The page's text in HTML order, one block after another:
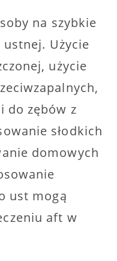
na szybkie
Użycie
użycie
do zębów z
słodkich
domowych
ust mogą
aft w